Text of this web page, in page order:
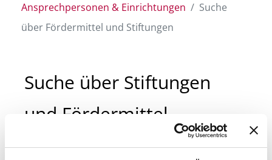
Ansprechpersonen & Einrichtungen
Suche
über Fördermittel und Stiftungen
Suche über Stiftungen
und Fördermittel
Sie suchen finanzielle Unterstützung für ein